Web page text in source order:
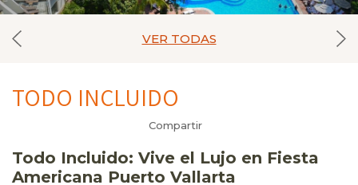
VER TODAS
TODO INCLUIDO
Compartir
Todo Incluido: Vive el Lujo en Fiesta
Americana Puerto Vallarta